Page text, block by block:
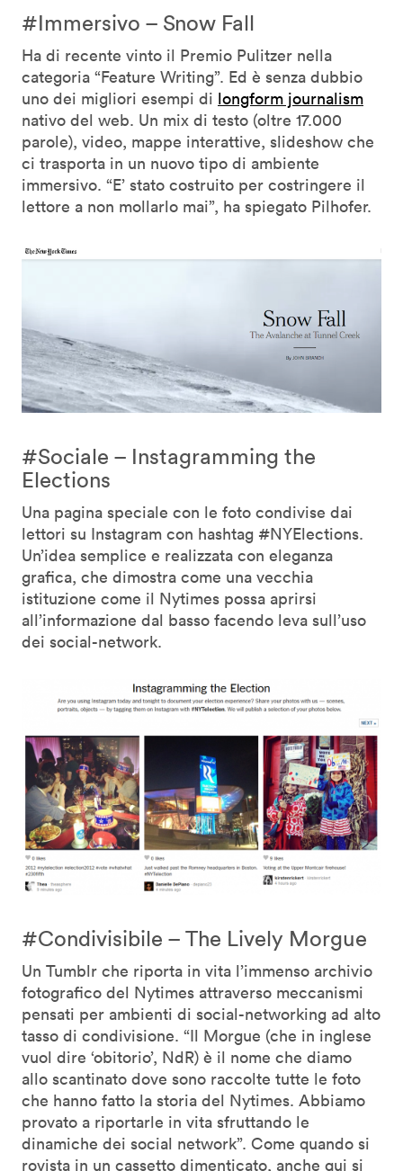
#Immersivo – Snow Fall
Ha di recente vinto il Premio Pulitzer nella
categoria “Feature Writing”. Ed è senza dubbio
uno dei migliori esempi di longform journalism
nativo del web. Un mix di testo (oltre 17.000
parole), video, mappe interattive, slideshow che
ci trasporta in un nuovo tipo di ambiente
immersivo. “E’ stato costruito per costringere il
lettore a non mollarlo mai”, ha spiegato Pilhofer.
#Sociale – Instagramming the
Elections
Una pagina speciale con le foto condivise dai
lettori su Instagram con hashtag #NYElections.
Un’idea semplice e realizzata con eleganza
grafica, che dimostra come una vecchia
istituzione come il Nytimes possa aprirsi
all’informazione dal basso facendo leva sull’uso
dei social-network.
#Condivisibile – The Lively Morgue
Un Tumblr che riporta in vita l’immenso archivio
fotografico del Nytimes attraverso meccanismi
pensati per ambienti di social-networking ad alto
tasso di condivisione. “Il Morgue (che in inglese
vuol dire ‘obitorio’, NdR) è il nome che diamo
allo scantinato dove sono raccolte tutte le foto
che hanno fatto la storia del Nytimes. Abbiamo
provato a riportarle in vita sfruttando le
dinamiche dei social network”. Come quando si
rovista in un cassetto dimenticato, anche qui si